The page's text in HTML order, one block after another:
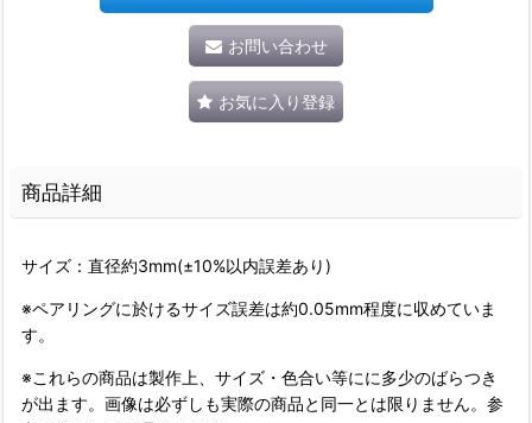
お問い合わせ
お気に入り登録
商品詳細
サイズ：直径約3mm(±10%以内誤差あり)
※ペアリングに於けるサイズ誤差は約0.05mm程度に収めていま
す。
※これらの商品は製作上、サイズ・色合い等にに多少のばらつき
が出ます。画像は必ずしも実際の商品と同一とは限りません。参